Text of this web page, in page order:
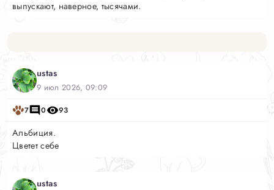
ustas
9 июл 2026, 09:09
7 0 93
Альбиция.
Цветет себе
ustas